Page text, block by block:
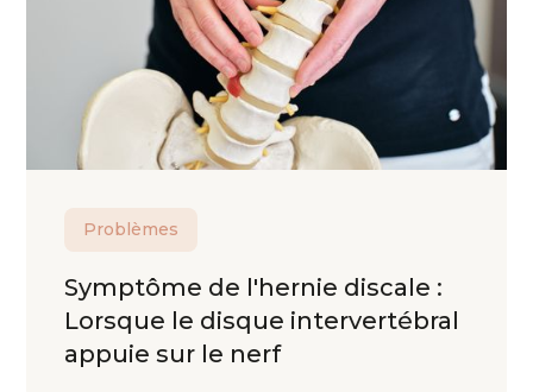
Problèmes
Symptôme de l'hernie discale :
Lorsque le disque intervertébral
appuie sur le nerf